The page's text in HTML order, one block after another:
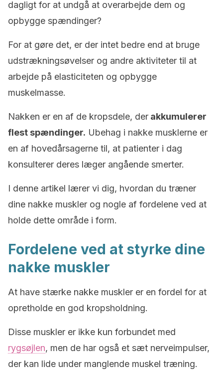
dagligt for at undgå at overarbejde dem og
opbygge spændinger?
For at gøre det, er der intet bedre end at bruge
udstrækningsøvelser og andre aktiviteter til at
arbejde på elasticiteten og opbygge
muskelmasse.
Nakken er en af ​​de kropsdele, der akkumulerer
flest spændinger. Ubehag i nakke musklerne er
en af ​​hovedårsagerne til, at patienter i dag
konsulterer deres læger angående smerter.
I denne artikel lærer vi dig, hvordan du træner
dine nakke muskler og nogle af fordelene ved at
holde dette område i form.
Fordelene ved at styrke dine
nakke muskler
At have stærke nakke muskler er en fordel for at
opretholde en god kropsholdning.
Disse muskler er ikke kun forbundet med
rygsøjlen, men de har også et sæt nerveimpulser,
der kan lide under manglende muskel træning.